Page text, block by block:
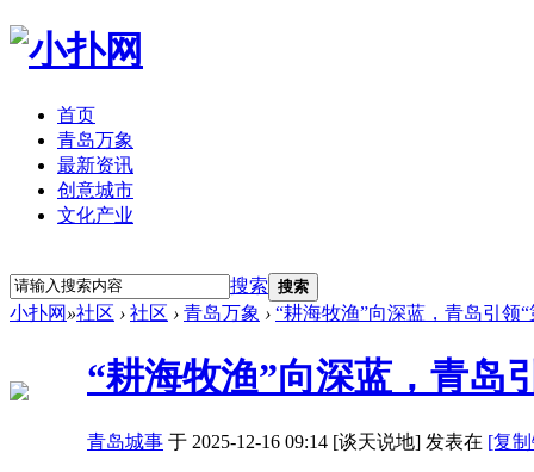
首页
青岛万象
最新资讯
创意城市
文化产业
搜索 搜索
小扑网 »社区 › 社区 › 青岛万象 › “耕海牧渔”向深蓝，青岛引领
“耕海牧渔”向深蓝，青岛
青岛城事 于 2025-12-16 09:14 [谈天说地] 发表在 [复